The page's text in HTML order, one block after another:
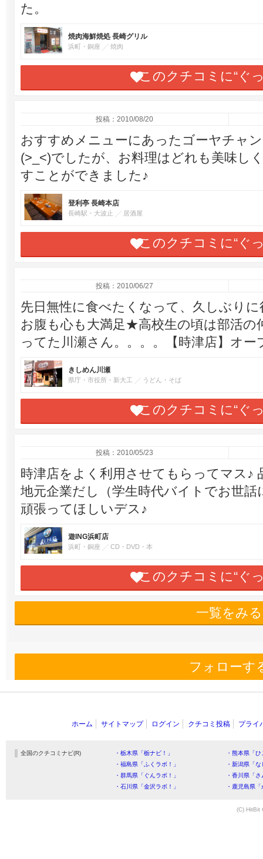
た。
焼肉海鮮焼処 長崎グリル
浜町・銅座 焼肉
このクチコミに“ぐ
投稿：2010/08/20
おすすめメニューにあったゴーヤチャ
(>_<)でしたが、お料理はどれも美味し
すことができました♪
登利亭 長崎本店
長崎駅・大波止 居酒屋
このクチコミに“ぐ
投稿：2010/06/27
先日無性に食べたくなって、久しぶり
お腹も心も大満足★高校生の頃は部活の
ってた川瀬さん。。。。【時津店】オ
きしめん川瀬
県庁・市役所・新大工 うどん・そば
このクチコミに“ぐ
投稿：2010/05/23
時津店をよく利用させてもらってマス♪
地元企業だし（学生時代バイトでお世
頑張ってほしいデス♪
遊ING浜町店
浜町・銅座 CD・DVD・本
このクチコミに“ぐ
一覧をみる
フォローす
ホーム サイトマップ ログイン クチコミ投稿 プライ
全国のクチコミナビ(R) ・栃木県「栃ナビ！」
・熊本県「
・福島県「ふくラボ！」
・新潟県「
・群馬県「ぐんラボ！」
・香川県「
・石川県「金沢ラボ！」
・鹿児島県
(C) HitBit